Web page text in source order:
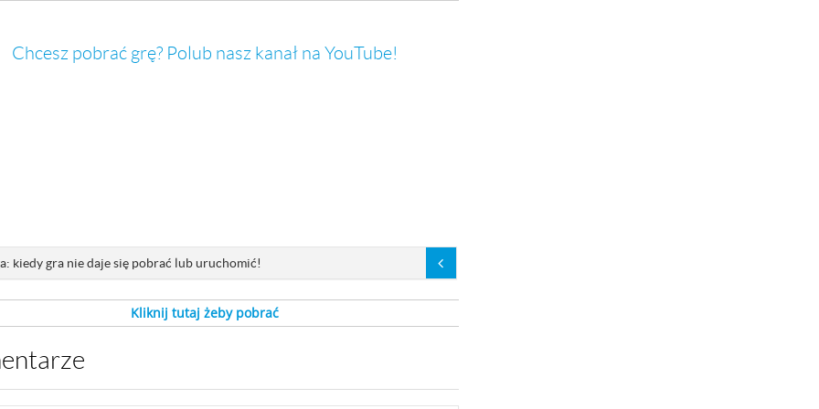
Chcesz pobrać grę? Polub nasz kanał na YouTube!
kiedy gra nie daje się pobrać lub uruchomić!
Kliknij tutaj żeby pobrać